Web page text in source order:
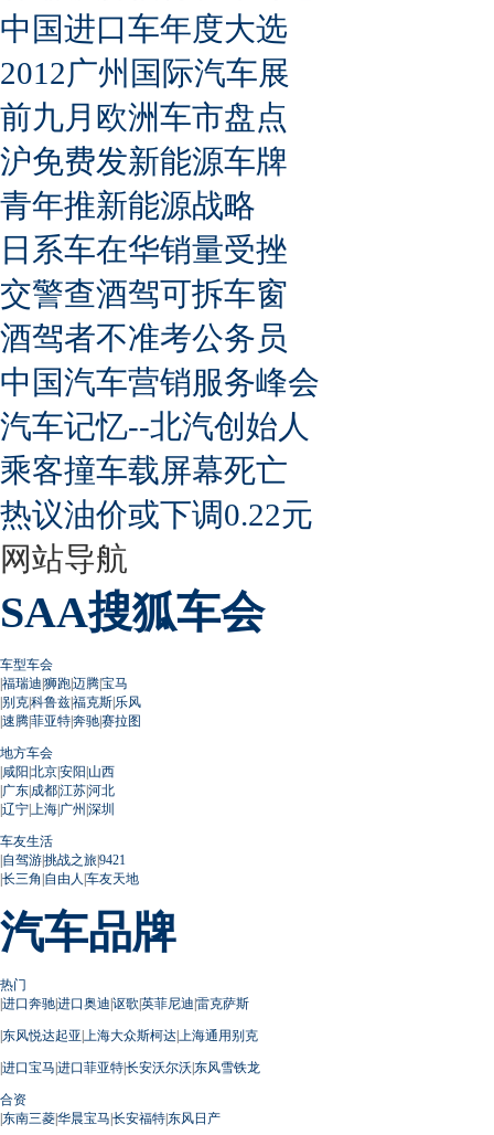
中国进口车年度大选
2012广州国际汽车展
前九月欧洲车市盘点
沪免费发新能源车牌
青年推新能源战略
日系车在华销量受挫
交警查酒驾可拆车窗
酒驾者不准考公务员
中国汽车营销服务峰会
汽车记忆--北汽创始人
乘客撞车载屏幕死亡
热议油价或下调0.22元
网站导航
SAA搜狐车会
车型车会
|福瑞迪|狮跑|迈腾|宝马
|别克|科鲁兹|福克斯|乐风
|速腾|菲亚特|奔驰|赛拉图
地方车会
|咸阳|北京|安阳|山西
|广东|成都|江苏|河北
|辽宁| 上海|广州 |深圳
车友生活
|自驾游|挑战之旅|9421
|长三角 |自由人 |车友天地
汽车品牌
热门
|进口奔驰|进口奥迪|讴歌|英菲尼迪|雷克萨斯
|东风悦达起亚| 上海大众斯柯达| 上海通用别克
|进口宝马|进口菲亚特|长安沃尔沃|东风雪铁龙
合资
|东南三菱|华晨宝马|长安福特|东风日产